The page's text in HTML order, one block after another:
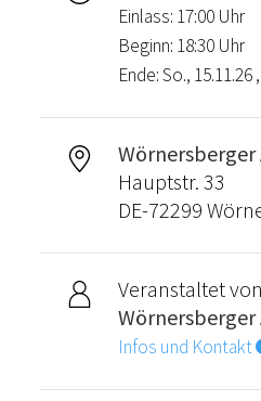
Einlass: 17:00 Uhr
Beginn: 18:30 Uhr
Ende: So., 15.11.26
Wörnersberger
Hauptstr. 33
DE-72299
Veranstaltet
Wörnersberger
Infos und Kontakt